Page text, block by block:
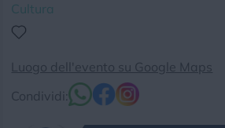
Cultura
Luogo dell'evento su Google Maps
Condividi: